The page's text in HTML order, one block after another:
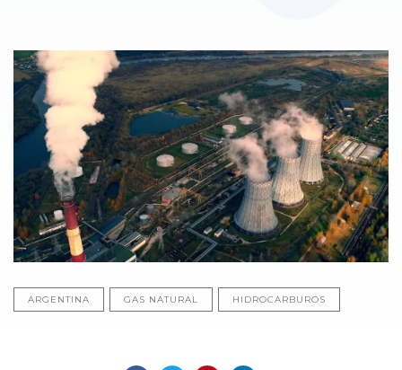
ARGENTINA GAS NATURAL HIDROCARBUROS